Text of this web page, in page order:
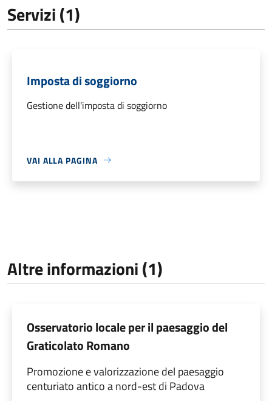
Servizi (1)
Imposta di soggiorno
Gestione dell'imposta di soggiorno
VAI ALLA PAGINA
Altre informazioni (1)
Osservatorio locale per il paesaggio del
Graticolato Romano
Promozione e valorizzazione del paesaggio
centuriato antico a nord-est di Padova